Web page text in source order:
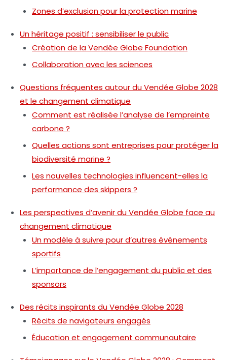
Zones d’exclusion pour la protection marine
Un héritage positif : sensibiliser le public
Création de la Vendée Globe Foundation
Collaboration avec les sciences
Questions fréquentes autour du Vendée Globe 2028
et le changement climatique
Comment est réalisée l’analyse de l’empreinte
carbone ?
Quelles actions sont entreprises pour protéger la
biodiversité marine ?
Les nouvelles technologies influencent-elles la
performance des skippers ?
Les perspectives d’avenir du Vendée Globe face au
changement climatique
Un modèle à suivre pour d’autres événements
sportifs
L’importance de l’engagement du public et des
sponsors
Des récits inspirants du Vendée Globe 2028
Récits de navigateurs engagés
Éducation et engagement communautaire